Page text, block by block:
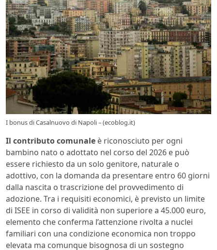
I bonus di Casalnuovo di Napoli – (ecoblog.it)
Il contributo comunale è riconosciuto per ogni
bambino nato o adottato nel corso del 2026 e può
essere richiesto da un solo genitore, naturale o
adottivo, con la domanda da presentare entro 60 giorni
dalla nascita o trascrizione del provvedimento di
adozione. Tra i requisiti economici, è previsto un limite
di ISEE in corso di validità non superiore a 45.000 euro,
elemento che conferma l’attenzione rivolta a nuclei
familiari con una condizione economica non troppo
elevata ma comunque bisognosa di un sostegno